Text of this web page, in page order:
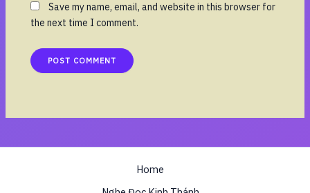
Save my name, email, and website in this browser for
the next time I comment.
Home